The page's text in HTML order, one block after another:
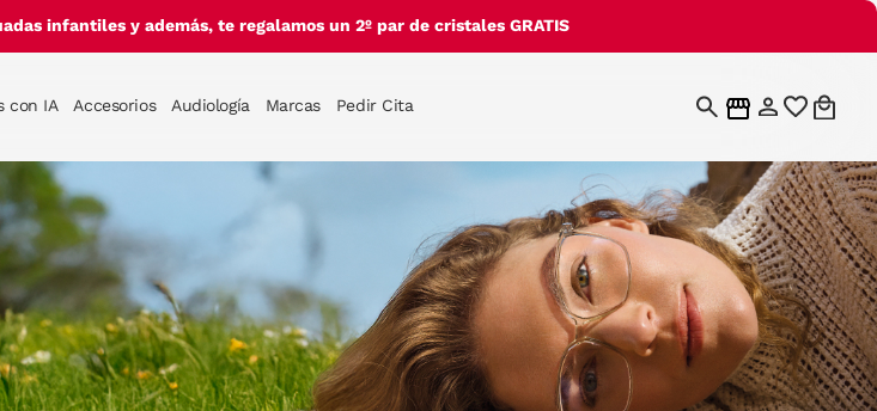
infantiles y además, te regalamos un 2º par de cristales GRATIS
con IA Accesorios Audiología Marcas Pedir Cita